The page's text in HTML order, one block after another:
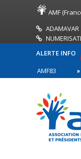
AMF
ADAMAVAR
ALERTE INFO
AMF83
en première ligne